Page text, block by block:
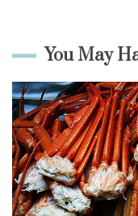
You May